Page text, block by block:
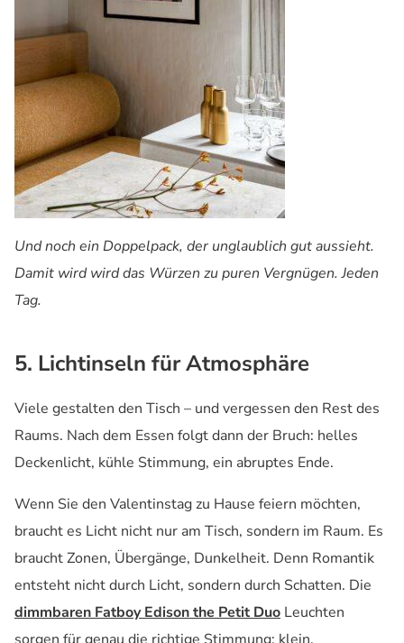
Und noch ein Doppelpack, der unglaublich gut aussieht.
Damit wird wird das Würzen zu puren Vergnügen. Jeden
Tag.
5. Lichtinseln für Atmosphäre
Viele gestalten den Tisch – und vergessen den Rest des
Raums. Nach dem Essen folgt dann der Bruch: helles
Deckenlicht, kühle Stimmung, ein abruptes Ende.
Wenn Sie den Valentinstag zu Hause feiern möchten,
braucht es Licht nicht nur am Tisch, sondern im Raum. Es
braucht Zonen, Übergänge, Dunkelheit. Denn Romantik
entsteht nicht durch Licht, sondern durch Schatten. Die
dimmbaren Fatboy Edison the Petit Duo Leuchten